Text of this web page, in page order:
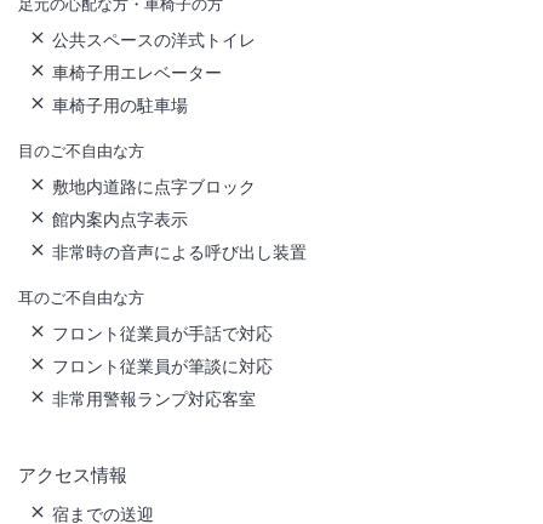
公共スペースの洋式トイレ
車椅子用エレベーター
車椅子用の駐車場
目のご不自由な方
敷地内道路に点字ブロック
館内案内点字表示
非常時の音声による呼び出し装置
耳のご不自由な方
フロント従業員が手話で対応
フロント従業員が筆談に対応
非常用警報ランプ対応客室
アクセス情報
宿までの送迎